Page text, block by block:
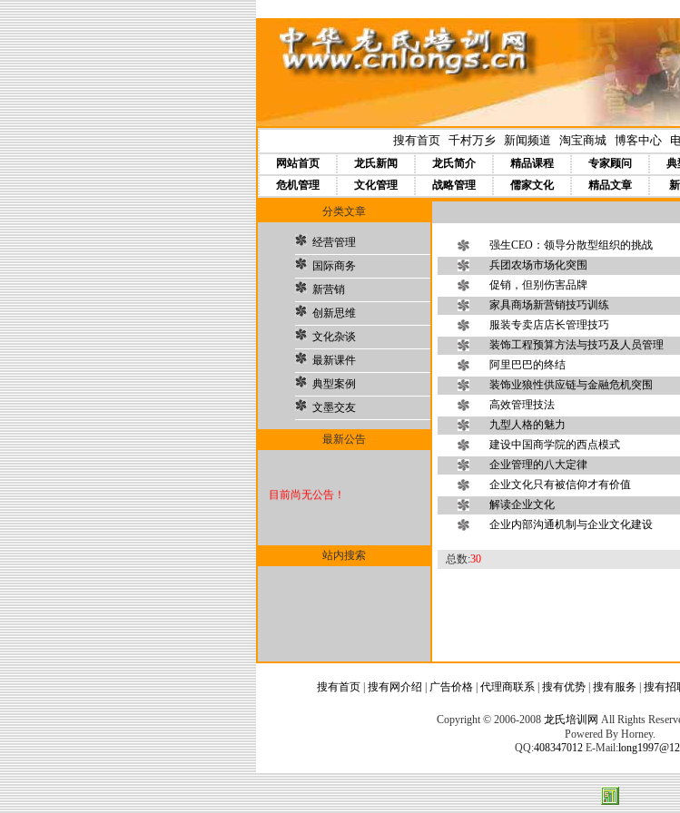
搜有首页| 千村万乡| 新闻频道 淘宝商城| 博客中心|
网站首页 龙氏新闻 龙氏简介 精品课程 专家顾问 典
危机管理
文化管理 战略管理 儒家文化 精品文章
分类文章
经营管理
国际商务
新营销
创新思维
文化杂谈
最新课件
典型案例
文墨交友
最新公告
目前尚无公告！
站内搜索
强生CEO：领导分散型组织的挑战
兵团农场市场化突围
促销，但别伤害品牌
家具商场新营销技巧训练
服装专卖店店长管理技巧
装饰工程预算方法与技巧及人员管理
阿里巴巴的终结
装饰业狼性供应链与金融危机突围
高效管理技法
九型人格的魅力
建设中国商学院的西点模式
企业管理的八大定律
企业文化只有被信仰才有价值
解读企业文化
企业内部沟通机制与企业文化建设
总数:30
搜有首页| 搜有网介绍 广告价格| 代理商联系| 搜有优势| 搜有服务| 搜有招
Copyright © 2006-2008 龙氏培训网 All Rights
Powered By Horney.
QQ:408347012E-Mail: